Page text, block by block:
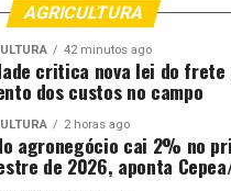
AGRICULTURA
42 minutos ago
critica nova lei do frete
dos custos no campo
2 horas ago
agronegócio cai 2% no
de 2026, aponta